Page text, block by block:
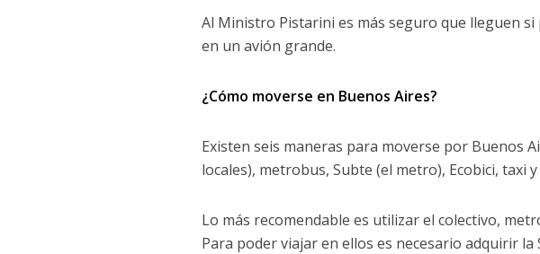
Al Ministro Pistarini es más seguro que lleguen
en un avión grande.
¿Cómo moverse en Buenos Aires?
Existen seis maneras para moverse por Buenos
locales), metrobus, Subte (el metro), Ecobici, taxi
Lo más recomendable es utilizar el colectivo,
Para poder viajar en ellos es necesario adquirir